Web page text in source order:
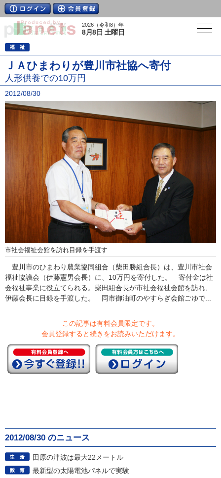
2026（令和8）年
8月8日 土曜日
ＪＡひまわりが豊川市社協へ寄付
人形供養での10万円
2012/08/30
市社会福祉会館を訪れ目録を手渡す
豊川市のひまわり農業協同組合（柴田勝組合長）は、豊川市社会
福祉協議会（伊藤憲男会長）に、10万円を寄付した。 寄付金は社
会福祉事業に役立てられる。柴田組合長が市社会福祉会館を訪れ、
伊藤会長に目録を手渡した。 同市御油町のやすらぎ会館ごゆで...
この記事は有料会員限定です。
会員登録すると続きをお読みいただけます。
2012/08/30 のニュース
田原の津波は最大22メートル
最新型の太陽電池パネルで実験